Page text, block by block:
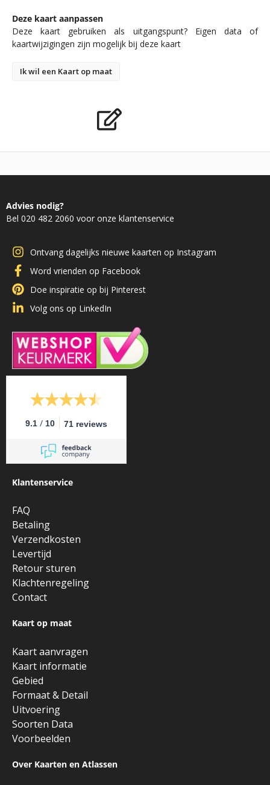
Deze kaart aanpassen
Deze kaart gebruiken als uitgangspunt? Eigen data of
kaartwijzigingen zijn mogelijk bij deze kaart
Ik wil een Kaart op maat
Advies nodig?
Bel 020 482 2060 voor onze klantenservice
Ontvang dagelijks nieuwe kaarten op Instagram
Word vrienden op Facebook
Doe inspiratie op bij Pinterest
Volg ons op LinkedIn
9.1 / 10 71 reviews
Klantenservice
FAQ
Betaling
Verzendkosten
Levertijd
Retour sturen
Klachtenregeling
Contact
Kaart op maat
Kaart aanvragen
Kaart informatie
Gebied
Formaat & Detail
Uitvoering
Soorten Data
Voorbeelden
Over Kaarten en Atlassen